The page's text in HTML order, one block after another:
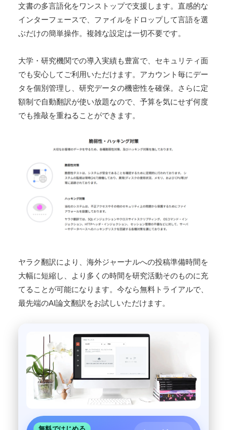
文書の多言語化をワンストップで支援します。直感的な
インターフェースで、ファイルをドロップして言語を選
ぶだけの簡単操作。複雑な設定は一切不要です。
大学・研究機関での導入実績も豊富で、セキュリティ面
でも安心してご利用いただけます。アカウント毎にデー
タを個別管理し、研究データの機密性を確保。さらに定
額制で自動翻訳が使い放題なので、予算を気にせず何度
でも推敲を重ねることができます。
ヤラク翻訳により、海外ジャーナルへの投稿準備時間を
大幅に短縮し、より多くの時間を研究活動そのものに充
てることが可能になります。今なら無料トライアルで、
最先端のAI論文翻訳をお試しいただけます。